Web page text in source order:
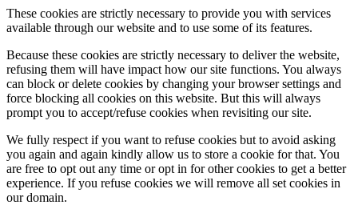
These cookies are strictly necessary to provide you with services
available through our website and to use some of its features.
Because these cookies are strictly necessary to deliver the website,
refusing them will have impact how our site functions. You always
can block or delete cookies by changing your browser settings and
force blocking all cookies on this website. But this will always
prompt you to accept/refuse cookies when revisiting our site.
We fully respect if you want to refuse cookies but to avoid asking
you again and again kindly allow us to store a cookie for that. You
are free to opt out any time or opt in for other cookies to get a better
experience. If you refuse cookies we will remove all set cookies in
our domain.